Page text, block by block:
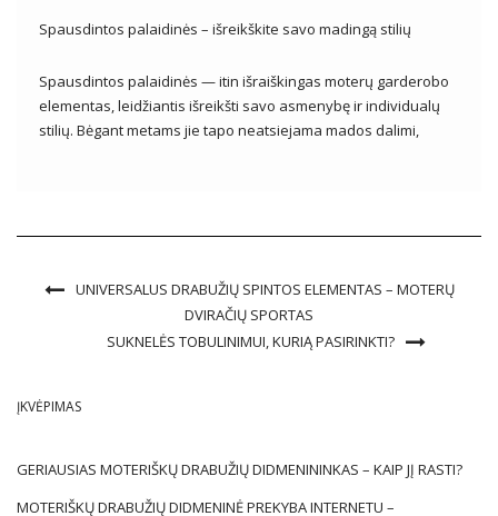
Spausdintos palaidinės – išreikškite savo madingą stilių
Spausdintos palaidinės — itin išraiškingas moterų garderobo
elementas, leidžiantis išreikšti savo asmenybę ir individualų
stilių. Bėgant metams jie tapo neatsiejama mados dalimi,
UNIVERSALUS DRABUŽIŲ SPINTOS ELEMENTAS – MOTERŲ
DVIRAČIŲ SPORTAS
SUKNELĖS TOBULINIMUI, KURIĄ PASIRINKTI?
ĮKVĖPIMAS
GERIAUSIAS MOTERIŠKŲ DRABUŽIŲ DIDMENININKAS – KAIP JĮ RASTI?
MOTERIŠKŲ DRABUŽIŲ DIDMENINĖ PREKYBA INTERNETU –